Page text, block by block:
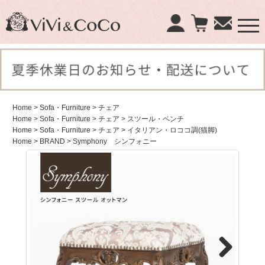
Home > Sofa・Furniture > チェア
Home > Sofa・Furniture > チェア > スツール・ベンチ
Home > Sofa・Furniture > チェア > イタリアン・ロココ調(猫脚)
Home > BRAND > Symphony シンフォニー
×
商品検索：